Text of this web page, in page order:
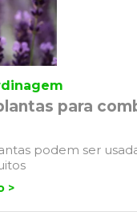
para
podem ser
>